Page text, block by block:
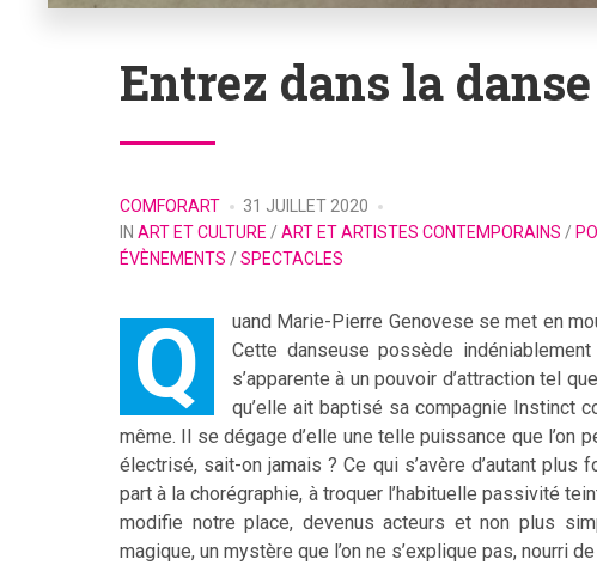
Entrez dans la danse
POSTED
BY
COMFORART
31 JUILLET 2020
IN POSTED
IN
ART ET CULTURE / ART ET ARTISTES CONTEMPORAINS /
ÉVÈNEMENTS / SPECTACLES
Quand Marie-Pierre Genovese se met en mouvement, il se déclenche quelque chose d’indescriptible.
Cette danseuse possède
s’apparente à un pouvoir d’attraction tel
qu’elle ait baptisé sa compagnie Instinct
même. Il se dégage d’elle une telle puissance que l’on
électrisé, sait-on jamais ? Ce qui s’avère d’autant plus
part à la chorégraphie, à troquer l’habituelle passivité
modifie notre place, devenus acteurs et non plus
magique, un mystère que l’on ne s’explique pas, nourri